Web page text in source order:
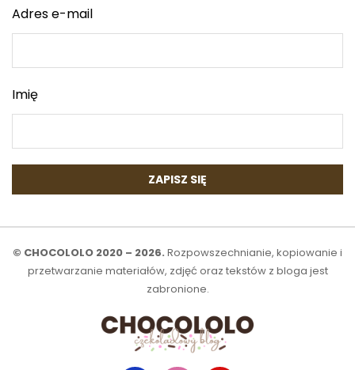
Adres e-mail
Imię
© CHOCOLOLO 2020 – 2026. Rozpowszechnianie, kopiowanie i
przetwarzanie materiałów, zdjęć oraz tekstów z bloga jest
zabronione.